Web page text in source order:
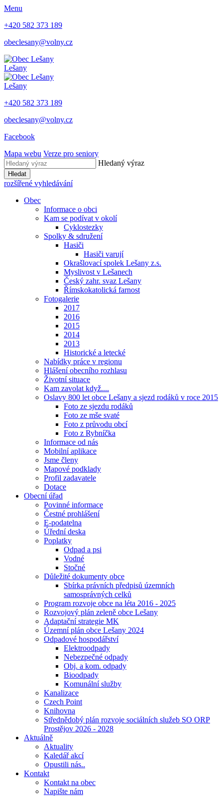
Menu
+420 582 373 189
obeclesany@volny.cz
Lešany
Lešany
+420 582 373 189
obeclesany@volny.cz
Facebook
Mapa webu Verze pro seniory
Hledaný výraz
Hledat
rozšířené vyhledávání
Obec
Informace o obci
Kam se podívat v okolí
Cyklostezky
Spolky & sdružení
Hasiči
Hasiči varují
Okrašlovací spolek Lešany z.s.
Myslivost v Lešanech
Český zahr. svaz Lešany
Římskokatolická farnost
Fotogalerie
2017
2016
2015
2014
2013
Historické a letecké
Nabídky práce v regionu
Hlášení obecního rozhlasu
Životní situace
Kam zavolat když....
Oslavy 800 let obce Lešany a sjezd rodáků v roce 2015
Foto ze sjezdu rodáků
Foto ze mše svaté
Foto z průvodu obcí
Foto z Rybníčka
Informace od nás
Mobilní aplikace
Jsme členy
Mapové podklady
Profil zadavatele
Dotace
Obecní úřad
Povinné informace
Čestné prohlášení
E-podatelna
Úřední deska
Poplatky
Odpad a psi
Vodné
Stočné
Důležité dokumenty obce
Sbírka právních předpisů územních
samosprávných celků
Program rozvoje obce na léta 2016 - 2025
Rozvojový plán zeleně obce Lešany
Adaptační strategie MK
Územní plán obce Lešany 2024
Odpadové hospodářství
Elektroodpady
Nebezpečné odpady
Obj. a kom. odpady
Bioodpady
Komunální služby
Kanalizace
Czech Point
Knihovna
Střednědobý plán rozvoje sociálních služeb SO ORP
Prostějov 2026 - 2028
Aktuálně
Aktuality
Kaledář akcí
Opustili nás..
Kontakt
Kontakt na obec
Napište nám